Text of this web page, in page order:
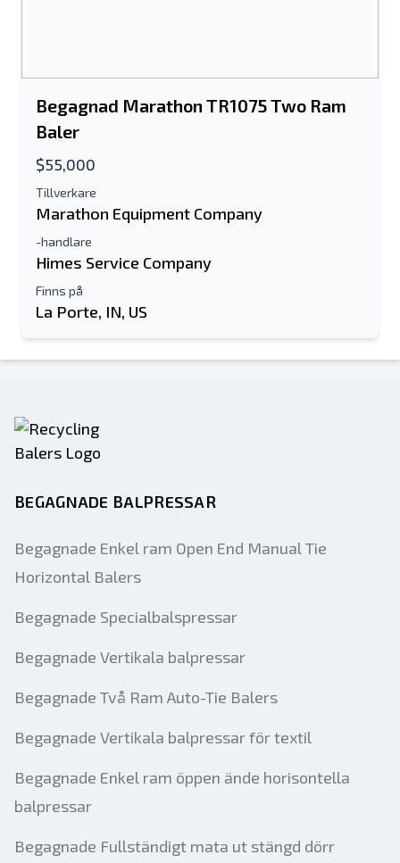
Begagnad Marathon TR1075 Two Ram
Baler
$55,000
Tillverkare
Marathon Equipment Company
-handlare
Himes Service Company
Finns på
La Porte, IN, US
BEGAGNADE BALPRESSAR
Begagnade Enkel ram Open End Manual Tie
Horizontal Balers
Begagnade Specialbalspressar
Begagnade Vertikala balpressar
Begagnade Två Ram Auto-Tie Balers
Begagnade Vertikala balpressar för textil
Begagnade Enkel ram öppen ände horisontella
balpressar
Begagnade Fullständigt mata ut stängd dörr